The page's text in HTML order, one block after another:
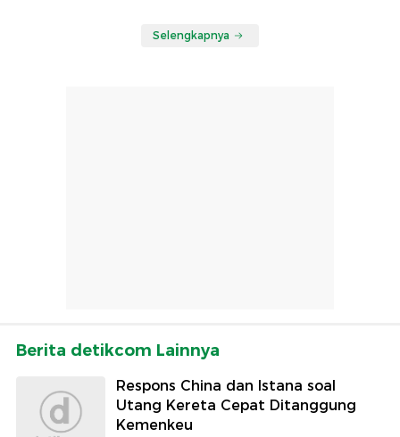
Selengkapnya
Berita detikcom Lainnya
Respons China dan Istana soal
Utang Kereta Cepat Ditanggung
Kemenkeu